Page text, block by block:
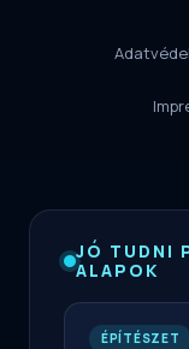
JÓ TUDNI
ALAPOK
ÉPÍTÉSZET